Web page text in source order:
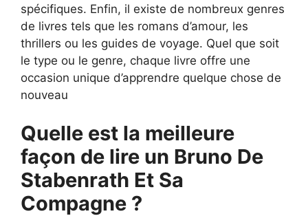
spécifiques. Enfin, il existe de nombreux genres
de livres tels que les romans d’amour, les
thrillers ou les guides de voyage. Quel que soit
le type ou le genre, chaque livre offre une
occasion unique d’apprendre quelque chose de
nouveau
Quelle est la meilleure
façon de lire un Bruno De
Stabenrath Et Sa
Compagne ?